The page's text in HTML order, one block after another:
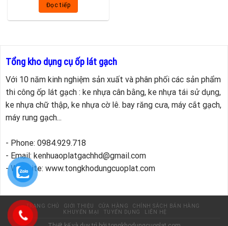
Đọc tiếp
Tổng kho dụng cụ ốp lát gạch
Với 10 năm kinh nghiệm sản xuất và phân phối các sản phẩm
thi công ốp lát gạch : ke nhựa cân bằng, ke nhựa tái sử dụng,
ke nhựa chữ thập, ke nhựa cờ lê. bay răng cưa, máy cắt gạch,
máy rung gạch...
- Phone: 0984.929.718
- Email: kenhuaoplatgachhd@gmail.com
- Website: www.tongkhodungcuoplat.com
TRANG CHỦ GIỚI THIỆU CỬA HÀNG
CHÍNH SÁCH BÁN HÀNG
KHUYẾN MẠI
TUYỂN DỤNG LIÊN HỆ